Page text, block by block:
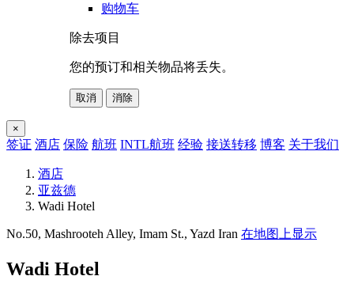
购物车
除去项目
您的预订和相关物品将丢失。
取消 消除
×
签证 酒店 保险 航班 INTL航班 经验 接送转移 博客 关于我们
酒店
亚兹德
Wadi Hotel
No.50, Mashrooteh Alley, Imam St., Yazd Iran 在地图上显示
Wadi Hotel